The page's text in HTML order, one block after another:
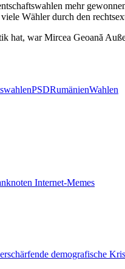
mehr
Wähler durch den
hat, war Mircea Geoană
PSDRumänienWahlen
Internet-Memes
demografische